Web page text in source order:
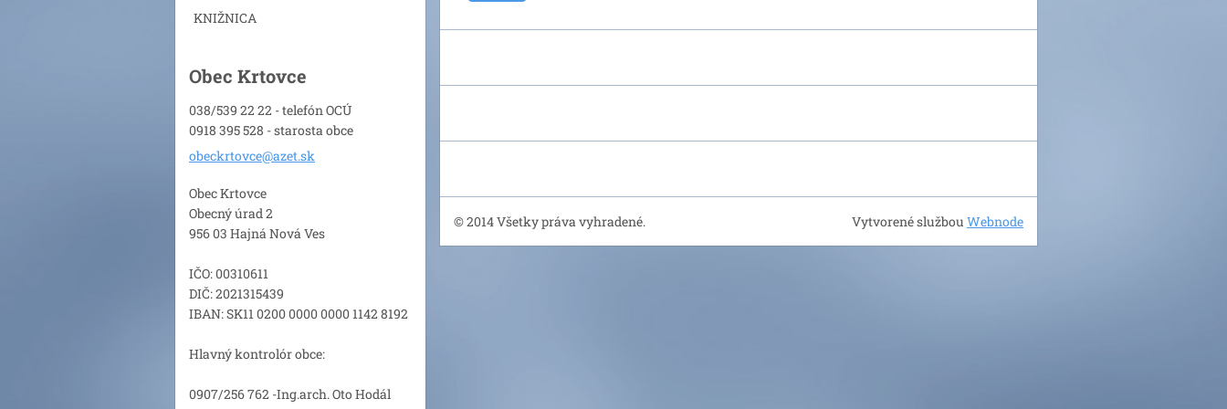
KNIŽNICA
Obec Krtovce
038/539 22 22 - telefón OCÚ
0918 395 528 - starosta obce
obeckrtovce@azet.sk
Obec Krtovce
Obecný úrad 2
956 03 Hajná Nová Ves
IČO: 00310611
DIČ: 2021315439
IBAN: SK11 0200 0000 0000 1142 8192
Hlavný kontrolór obce:
0907/256 762 -Ing.arch. Oto Hodál
© 2014 Všetky práva vyhradené. Vytvorené službouWebnode